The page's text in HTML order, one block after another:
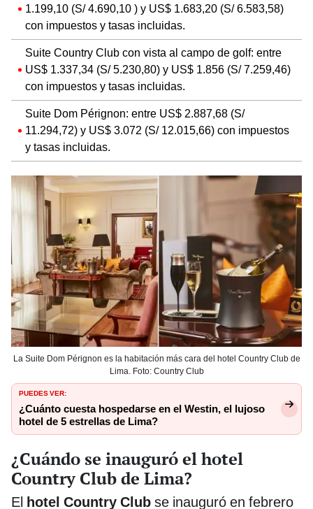
1.199,10 (S/ 4.690,10 ) y US$ 1.683,20 (S/ 6.583,58)
con impuestos y tasas incluidas.
Suite Country Club con vista al campo de golf: entre
US$ 1.337,34 (S/ 5.230,80) y US$ 1.856 (S/ 7.259,46)
con impuestos y tasas incluidas.
Suite Dom Pérignon: entre US$ 2.887,68 (S/
11.294,72) y US$ 3.072 (S/ 12.015,66) con impuestos
y tasas incluidas.
La Suite Dom Pérignon es la habitación más cara del hotel Country Club de
Lima. Foto: Country Club
PUEDES VER:
¿Cuánto cuesta hospedarse en el Westin, el lujoso
hotel de 5 estrellas de Lima?
¿Cuándo se inauguró el hotel
Country Club de Lima?
El hotel Country Club se inauguró en febrero